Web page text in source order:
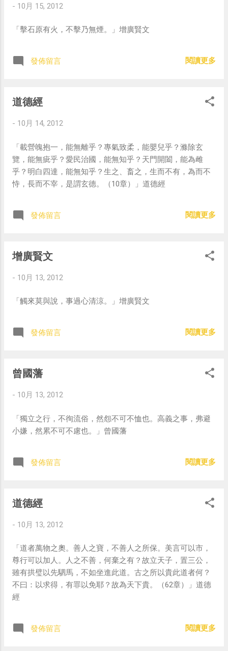
- 10月 15, 2012
「擊石原有火，不擊乃無煙。」增廣賢文
發佈留言 閱讀更多
道德經
- 10月 14, 2012
「載營魄抱一，能無離乎？專氣致柔，能嬰兒乎？滌除玄
覽，能無疵乎？愛民治國，能無知乎？天門開闔，能為雌
乎？明白四達，能無知乎？生之、畜之，生而不有，為而不
恃，長而不宰，是謂玄德。（10章）」道德經
發佈留言 閱讀更多
增廣賢文
- 10月 13, 2012
「觸來莫與說，事過心清涼。」增廣賢文
發佈留言 閱讀更多
曾國藩
- 10月 13, 2012
「獨立之行，不徇流俗，然怨不可不恤也。高義之事，弗避
小嫌，然累不可不慮也。」曾國藩
發佈留言 閱讀更多
道德經
- 10月 13, 2012
「道者萬物之奧。善人之寶，不善人之所保。美言可以市，
尊行可以加人。人之不善，何棄之有？故立天子，置三公，
雖有拱璧以先駟馬，不如坐進此道。古之所以貴此道者何？
不曰：以求得，有罪以免耶？故為天下貴。（62章）」道德
經
發佈留言 閱讀更多